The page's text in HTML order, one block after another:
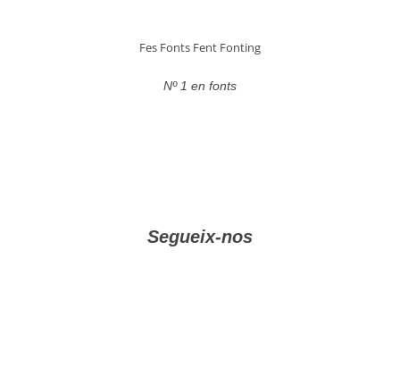
Fes Fonts Fent Fonting
Nº 1 en fonts
Segueix-nos